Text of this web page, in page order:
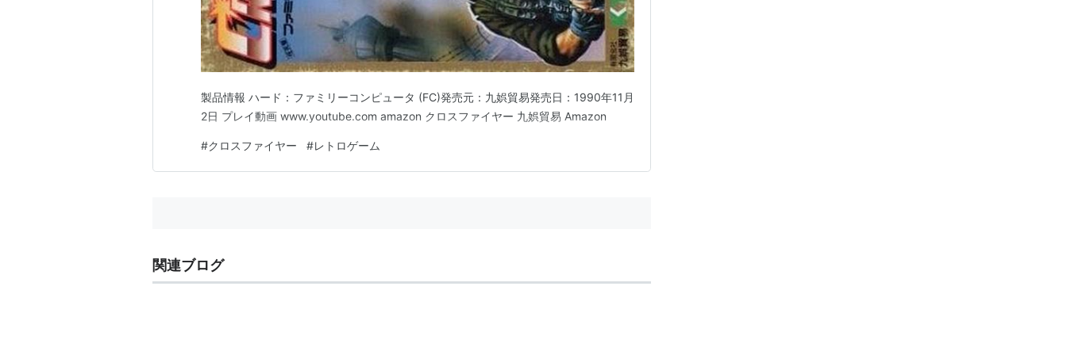
製品情報 ハード：ファミリーコンピュータ (FC)発売元：九娯貿易発売日：1990年11月
2日 プレイ動画 www.youtube.com amazon クロスファイヤー 九娯貿易 Amazon
#クロスファイヤー #レトロゲーム
関連ブログ